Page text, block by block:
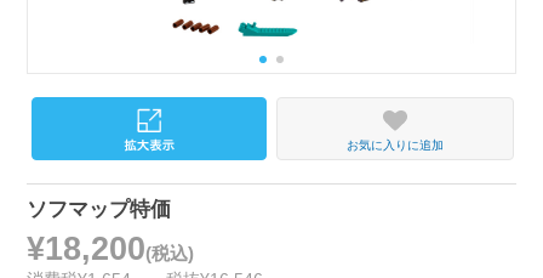
お気に入りに追加
ソフマップ特価
¥18,200(税込)